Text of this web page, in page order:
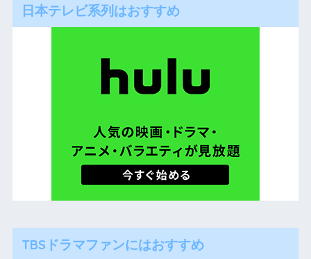
日本テレビ系列はおすすめ
TBSドラマファンにはおすすめ